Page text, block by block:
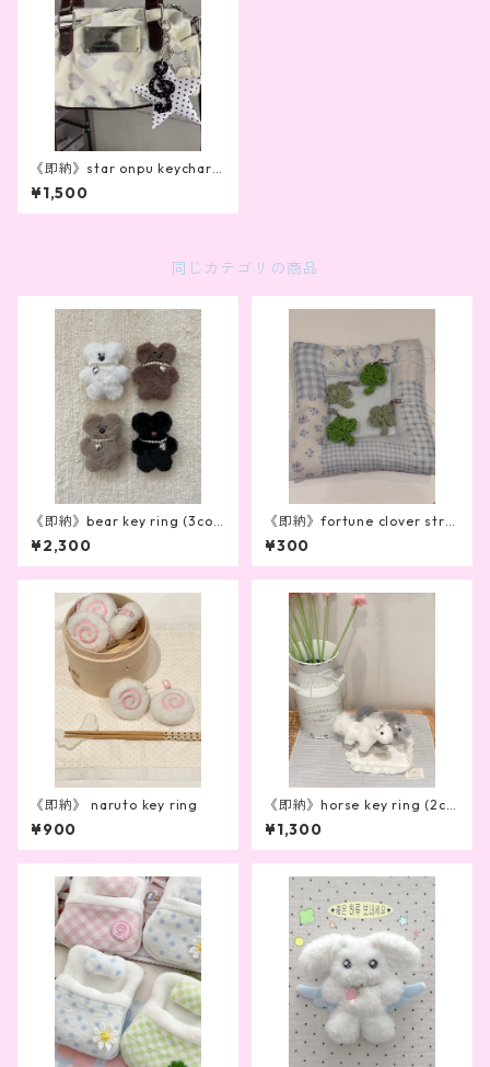
《即納》star onpu keycharm
（2color）
¥1,500
同じカテゴリの商品
《即納》bear key ring (3col
our)
¥2,300
《即納》fortune clover stra
p
¥300
《即納》 naruto key ring
¥900
《即納》horse key ring (2col
or)
¥1,300